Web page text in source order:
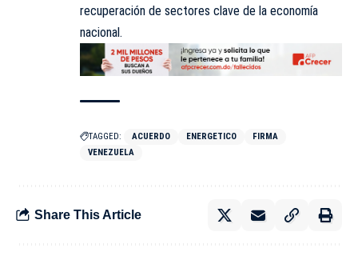
recuperación de sectores clave de la economía
nacional.
TAGGED: ACUERDO ENERGETICO
FIRMA
VENEZUELA
Share This Article